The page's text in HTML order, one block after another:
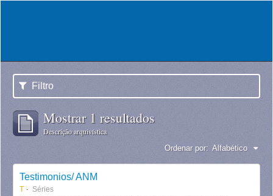
Filtro
Mostrar 1 resultados
Descrição arquivística
Ordenar por: Alfabético
Testimonios/ ANM
T Séries